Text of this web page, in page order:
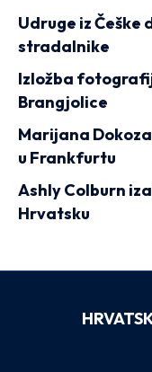
Udruge iz Češke
stradalnike
Izložba
Brangjolice
Marijana
u Frankfurtu
Ashly Colburn
Hrvatsku